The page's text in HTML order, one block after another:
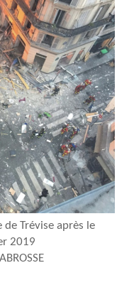
de Trévise après le
2019